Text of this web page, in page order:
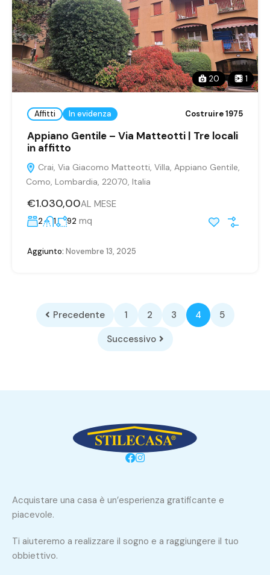
20 1
Affitti In evidenza Costruire 1975
Appiano Gentile – Via Matteotti | Tre locali
in affitto
Crai, Via Giacomo Matteotti, Villa, Appiano Gentile,
Como, Lombardia, 22070, Italia
€1.030,00AL MESE
2 1 92 mq
Aggiunto: Novembre 13, 2025
Precedente 1 2 3 4
5
Successivo
Acquistare una casa è un’esperienza gratificante e
piacevole.
Ti aiuteremo a realizzare il sogno e a raggiungere il tuo
obbiettivo.